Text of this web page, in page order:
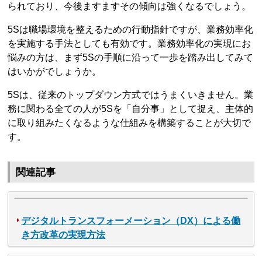
られており、今後ますますその傾向は強くなるでしょう。
5Sは職場環境を整えるための行動指針ですが、業務効率化
を実施する手法としても有効です。業務効率化の実現にお
悩みの方は、まず5Sの手順に沿って一歩を踏み出してみて
はいかがでしょうか。
5Sは、従来のトップダウン方式ではうまくいきません。業
務に関わる全ての人が5Sを「自分事」として捉え、主体的
に取り組みたくなるような仕組みを構築することが大切で
す。
関連記事
デジタルトランスフォーメーション（DX）による働
き方改革の実現方法